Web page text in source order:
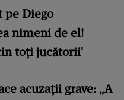
pe Diego
nimeni de el!
toţi jucătorii'
acuzații grave: „A